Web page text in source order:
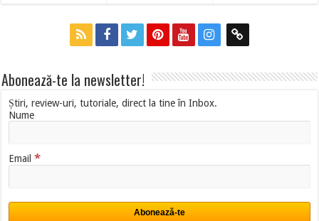
Abonează-te la newsletter!
Știri, review-uri, tutoriale, direct la tine în Inbox.
Nume
Email*